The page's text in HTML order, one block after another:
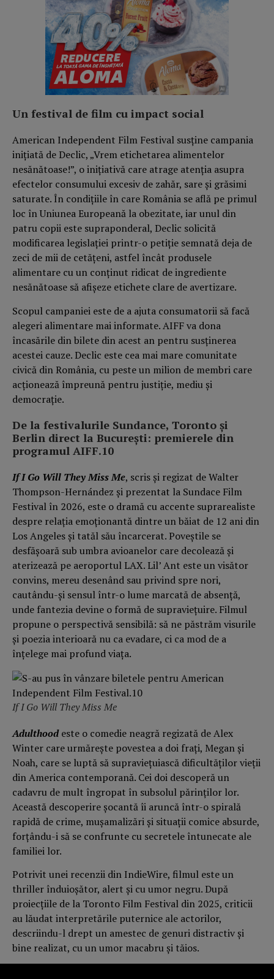
Un festival de film cu impact social
American Independent Film Festival susține campania
inițiată de Declic, „Vrem etichetarea alimentelor
nesănătoase!”, o inițiativă care atrage atenția asupra
efectelor consumului excesiv de zahăr, sare și grăsimi
saturate. În condițiile în care România se află pe primul
loc în Uniunea Europeană la obezitate, iar unul din
patru copii este supraponderal, Declic solicită
modificarea legislației printr-o petiție semnată deja de
zeci de mii de cetățeni, astfel încât produsele
alimentare cu un conținut ridicat de ingrediente
nesănătoase să afișeze etichete clare de avertizare.
Scopul campaniei este de a ajuta consumatorii să facă
alegeri alimentare mai informate. AIFF va dona
încasările din bilete din acest an pentru susținerea
acestei cauze. Declic este cea mai mare comunitate
civică din România, cu peste un milion de membri care
acționează împreună pentru justiție, mediu și
democrație.
De la festivalurile Sundance, Toronto și
Berlin direct la București: premierele din
programul AIFF.10
If I Go Will They Miss Me, scris și regizat de Walter
Thompson-Hernández și prezentat la Sundace Film
Festival în 2026, este o dramă cu accente suprarealiste
despre relația emoționantă dintre un băiat de 12 ani din
Los Angeles și tatăl său încarcerat. Poveștile se
desfășoară sub umbra avioanelor care decolează și
aterizează pe aeroportul LAX. Lil’ Ant este un visător
convins, mereu desenând sau privind spre nori,
cautându-și sensul într-o lume marcată de absență,
unde fantezia devine o formă de supraviețuire. Filmul
propune o perspectivă sensibilă: să ne păstrăm visurile
și poezia interioară nu ca evadare, ci ca mod de a
înțelege mai profund viața.
If I Go Will They Miss Me
Adulthoodeste o comedie neagră regizată de Alex
Winter care urmărește povestea a doi frați, Megan și
Noah, care se luptă să supraviețuiască dificultăților vieții
din America contemporană. Cei doi descoperă un
cadavru de mult îngropat în subsolul părinților lor.
Această descoperire șocantă îi aruncă într-o spirală
rapidă de crime, mușamalizări și situații comice absurde,
forțându-i să se confrunte cu secretele întunecate ale
familiei lor.
Potrivit unei recenzii din IndieWire, filmul este un
thriller înduioșător, alert și cu umor negru. După
proiecțiile de la Toronto Film Festival din 2025, criticii
au lăudat interpretările puternice ale actorilor,
descriindu-l drept un amestec de genuri distractiv și
bine realizat, cu un umor macabru și tăios.